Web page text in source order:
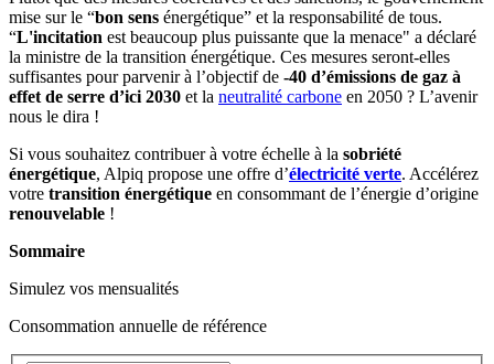
mise sur le “bon sens énergétique” et la responsabilité de tous.
“L'incitation est beaucoup plus puissante que la menace" a déclaré
la ministre de la transition énergétique. Ces mesures seront-elles
suffisantes pour parvenir à l’objectif de -40 d’émissions de gaz à
effet de serre d’ici 2030 et la neutralité carbone en 2050 ? L’avenir
nous le dira !
Si vous souhaitez contribuer à votre échelle à la sobriété
énergétique, Alpiq propose une offre d’électricité verte. Accélérez
votre transition énergétique en consommant de l’énergie d’origine
renouvelable !
Sommaire
Simulez vos mensualités
Consommation annuelle de référence